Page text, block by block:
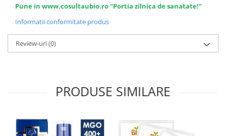
Pune in www.cosultaubio.ro "Portia zilnica de sanatate!"
Informatii conformitate produs
Review-uri(0)
PRODUSE SIMILARE